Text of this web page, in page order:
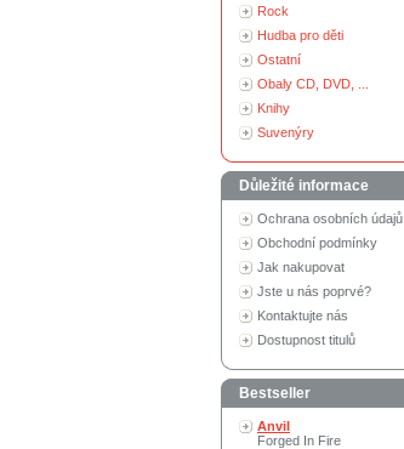
Rock
Hudba pro děti
Ostatní
Obaly CD, DVD, ...
Knihy
Suvenýry
Důležité informace
Ochrana osobních údajů
Obchodní podmínky
Jak nakupovat
Jste u nás poprvé?
Kontaktujte nás
Dostupnost titulů
Bestseller
Anvil
Forged In Fire